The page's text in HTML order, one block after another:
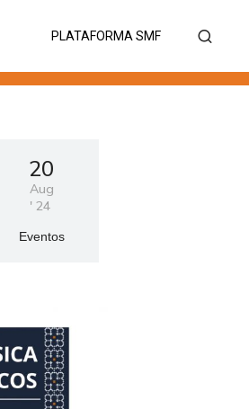
PLATAFORMA SMF
20
Aug
'24
Eventos